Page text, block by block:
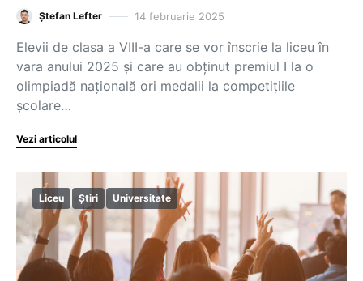
Ștefan Lefter 14 februarie 2025
Elevii de clasa a VIII-a care se vor înscrie la liceu în
vara anului 2025 și care au obținut premiul I la o
olimpiadă națională ori medalii la competițiile
școlare…
Vezi articolul
Liceu Știri Universitate